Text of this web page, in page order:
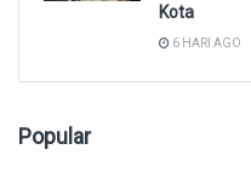
Kota
6 HARI AGO
Popular